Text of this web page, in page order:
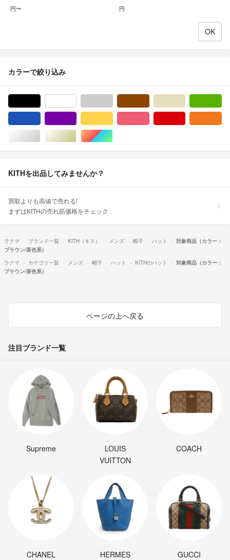
円〜 円
カラーで絞り込み
シルバー/銀色系ゴールド/金色系マルチカラー
KITHを出品してみませんか？
買取よりも高値で売れる!
まずはKITHの売れ筋価格をチェック
ラクマ ブランド一覧 KITH（キス） メンズ 帽子 ハット
対象商品（カラー：
ブラウン/茶色系）
ラクマ
カテゴリ一覧 メンズ 帽子 ハット KITHのハット
対象商品（カラー：
ブラウン/茶色系）
ページの上へ戻る
注目ブランド一覧
Supreme
LOUIS
VUITTON
COACH
CHANEL HERMES GUCCI